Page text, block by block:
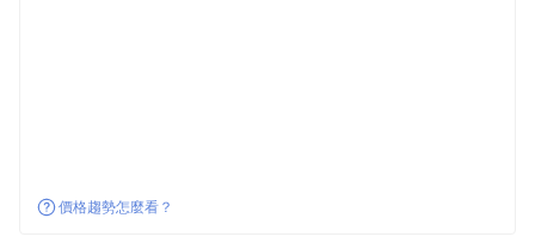
價格趨勢怎麼看？